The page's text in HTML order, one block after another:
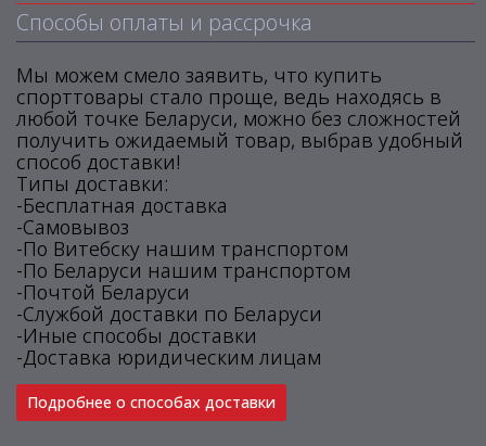
Способы оплаты и рассрочка
Мы можем смело заявить, что купить
спорттовары стало проще, ведь находясь в
любой точке Беларуси, можно без сложностей
получить ожидаемый товар, выбрав удобный
способ доставки!
Типы доставки:
-Бесплатная доставка
-Самовывоз
-По Витебску нашим транспортом
-По Беларуси нашим транспортом
-Почтой Беларуси
-Службой доставки по Беларуси
-Иные способы доставки
-Доставка юридическим лицам
Подробнее о способах доставки